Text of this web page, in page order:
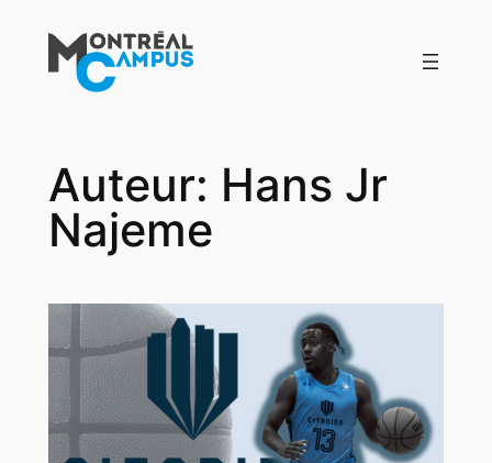
contenu
Auteur: Hans Jr
Najeme